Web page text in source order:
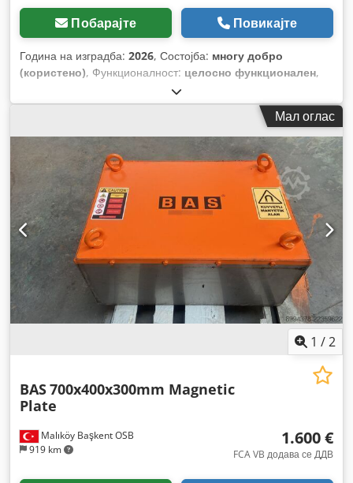
Побарајте Повикајте
Година на изградба: 2026, Состојба: многу добро
(користено), Функционалност: целосно функционален,
Мал оглас
1 /2
Malıköy Başkent OSB
919 km
BAS700x400x300mm Magnetic
Plate
1.600 €
FCA VB додава се ДДВ